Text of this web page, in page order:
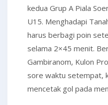
kedua Grup A Piala
U15. Menghadapi
harus berbagi poin
selama 2×45 menit.
Gambiranom, Kulon
sore waktu setempat,
mencetak gol pada